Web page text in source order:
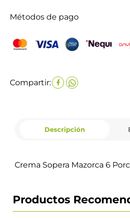
Métodos de pago
Compartir:
Descripción
Crema Sopera Mazorca 6
Productos